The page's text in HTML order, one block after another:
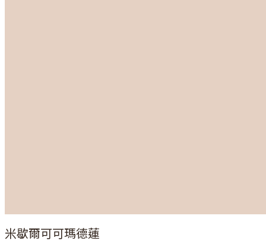
米歇爾可可瑪德蓮